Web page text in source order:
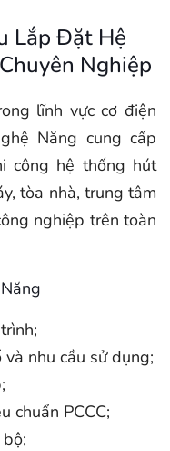
Lắp Đặt Hệ
Nghiệp
lĩnh vực cơ điện
Năng cung cấp
công hệ thống hút
tòa nhà, trung tâm
nghiệp trên toàn
nhu cầu sử dụng;
chuẩn PCCC;